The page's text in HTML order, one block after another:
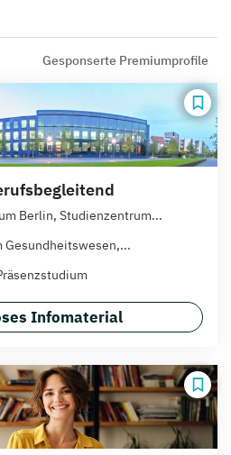
Gesponserte Premiumprofile
Berlin, Studienzentrum...
Gesundheitswesen,...
Infomaterial